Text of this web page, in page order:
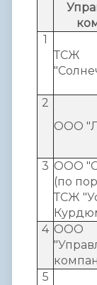
1
ТСЖ
2
ООО
3 ООО
(по
ТСЖ
4 ООО
5